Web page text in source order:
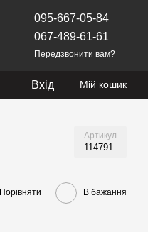
095-667-05-84
067-489-61-61
Передзвонити вам?
Вхід Мій кошик
Артикул
114791
Порівняти В бажання